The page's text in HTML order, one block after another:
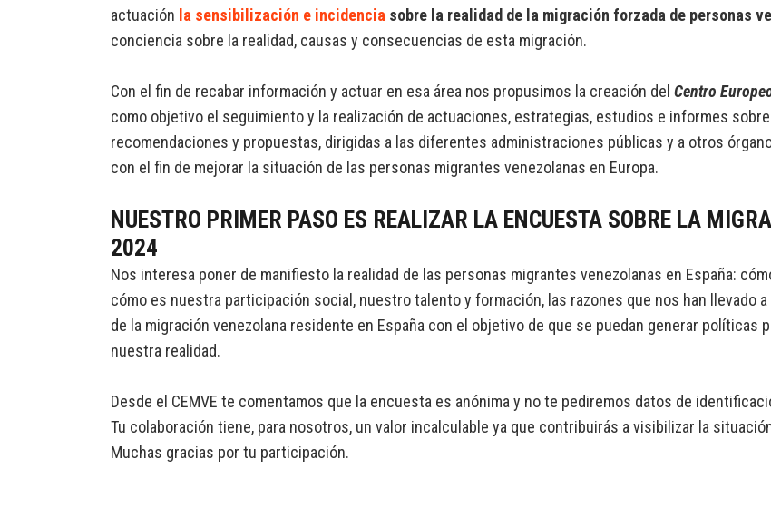
actuación la sensibilización e incidencia sobre la realidad de la migración forzada de personas
conciencia sobre la realidad, causas y consecuencias de esta migración.
Con el fin de recabar información y actuar en esa área nos propusimos la creación del Centro
como objetivo el seguimiento y la realización de actuaciones, estrategias, estudios e informes
recomendaciones y propuestas, dirigidas a las diferentes administraciones públicas y a otros
con el fin de mejorar la situación de las personas migrantes venezolanas en Europa.
NUESTRO PRIMER PASO ES REALIZAR LA ENCUESTA SOBRE LA
2024
Nos interesa poner de manifiesto la realidad de las personas migrantes venezolanas en España:
cómo es nuestra participación social, nuestro talento y formación, las razones que nos han llevado
de la migración venezolana residente en España con el objetivo de que se puedan generar políticas
nuestra realidad.
Desde el CEMVE te comentamos que la encuesta es anónima y no te pediremos datos de
Tu colaboración tiene, para nosotros, un valor incalculable ya que contribuirás a visibilizar la
Muchas gracias por tu participación.